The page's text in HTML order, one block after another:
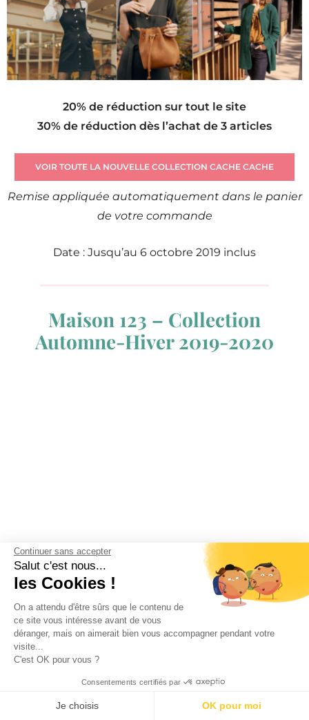
Continuer sans accepter
Salut c'est nous...
les Cookies !
On a attendu d'être sûrs que le contenu de
ce site vous intéresse avant de vous
déranger, mais on aimerait bien vous accompagner pendant votre
visite...
C'est OK pour vous ?
Consentements certifiés par
Je choisis OK pour moi
20% de réduction sur tout le site
30% de réduction dès l’achat de 3 articles
VOIR TOUTE LA NOUVELLE COLLECTION CACHE CACHE
Remise appliquée automatiquement dans le panier
de votre commande
Date : Jusqu’au 6 octobre 2019 inclus
Maison 123 – Collection
Automne-Hiver 2019-2020
5€ de réduction sans minimum d’achat
avec le code promo MERCI